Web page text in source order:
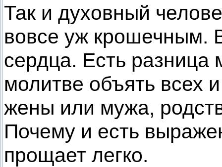
Так и духовный
вовсе уж крошечным.
сердца. Есть разница
молитве объять всех
жены или мужа,
Почему и есть
прощает легко.